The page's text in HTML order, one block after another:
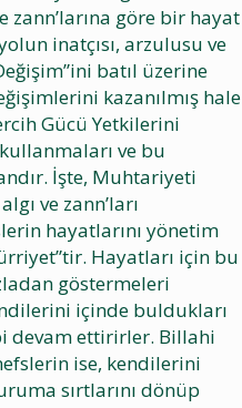
zann’larına göre bir hayat
inatçısı, arzulusu ve
batıl üzerine
kazanılmış hale
Gücü Yetkilerini
ve bu
İşte, Muhtariyeti
ve zann’ları
hayatlarını yönetim
Hayatları için bu
göstermeleri
içinde buldukları
devam ettirirler. Billahi
ise, kendilerini
sırtlarını dönüp